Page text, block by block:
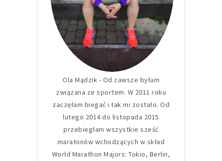
Ola Mądzik - Od zawsze byłam
związana ze sportem. W 2011 roku
zaczęłam biegać i tak mi zostało. Od
lutego 2014 do listopada 2015
przebiegłam wszystkie sześć
maratonów wchodzących w skład
World Marathon Majors: Tokio, Berlin,